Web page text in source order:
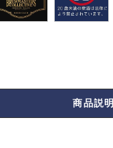
商品説明